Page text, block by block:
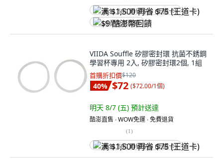
满 $1,500 再省 $75 (王道卡)
$9 酷澎幣回饋
VIIDA Souffle 矽膠密封環 抗菌不銹鋼
學習杯專用 2入, 矽膠密封環2個, 1組
首購折扣價$120
40% $72 ($72.00/1個)
明天 8/7 (五) 預計送達
酷澎直售 ∙ WOW免運 ∙ 免費退貨
(1)
满 $1,500 再省 $75 (王道卡)